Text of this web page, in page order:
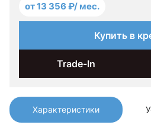
Характеристики
от 13 356 ₽/ мес.
Купить в
Trade-In